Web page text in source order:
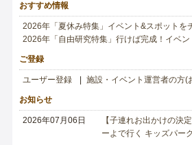
おすすめ情報
2026年「夏休み特集」イベント&スポットを
2026年「自由研究特集」行けば完成！イベン
ご登録
ユーザー登録 施設・イベント運営者の方(
お知らせ
2026年07月06日
【子連れお出かけの決
ーよで行く キッズパー